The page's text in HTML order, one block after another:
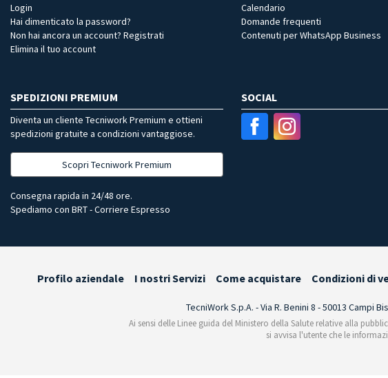
Login
Hai dimenticato la password?
Non hai ancora un account? Registrati
Elimina il tuo account
Calendario
Domande frequenti
Contenuti per WhatsApp Business
SPEDIZIONI PREMIUM
Diventa un cliente Tecniwork Premium e ottieni
spedizioni gratuite a condizioni vantaggiose.
Scopri Tecniwork Premium
Consegna rapida in 24/48 ore.
Spediamo con BRT - Corriere Espresso
SOCIAL
Profilo aziendale I nostri Servizi Come acquistare Condizioni di
TecniWork S.p.A. - Via R. Benini 8 - 50013 Campi
Ai sensi delle Linee guida del Ministero della Salute relative alla
si avvisa l'utente che le